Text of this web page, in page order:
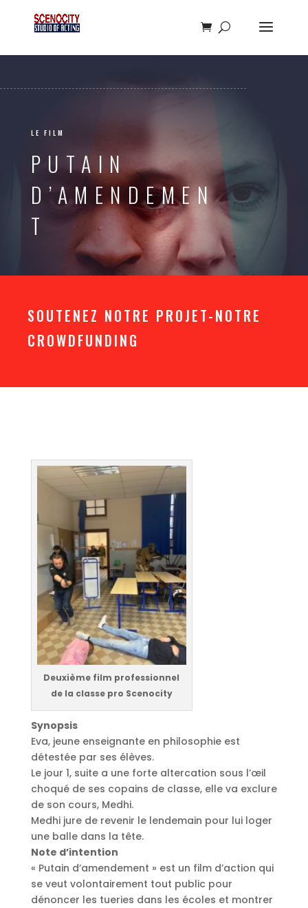
LE FILM
PUTAIN
D’AMENDEMEN
T
SOUTENEZ NOTRE PROJET-NOTRE
CROWDFUNDING
Deuxième film professionnel
de la classe pro Scenocity
Synopsis
Eva, jeune enseignante en philosophie est
détestée par ses élèves.
Le jour 1, suite a une forte altercation sous l’œil
choqué de ses copains de classe, elle va exclure
de son cours, Medhi.
Medhi jure de revenir le lendemain pour lui loger
une balle dans la tête.
Note d’intention
« Putain d’amendement » est un film d’action qui
se veut volontairement tout public pour
dénoncer les tueries dans les écoles et montrer